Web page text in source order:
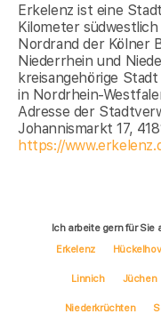
Erkelenz ist eine
Kilometer
Nordrand der Kölner
Niederrhein und
kreisangehörige
in Nordrhein-
Adresse der
Johannismarkt 17,
https://
Ich arbeite gern für Sie
Erkelenz
Linnich Jüchen
Niederkrüchten